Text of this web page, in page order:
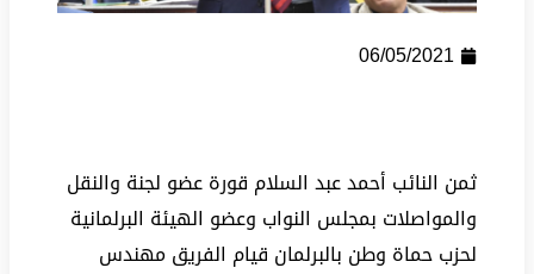
06/05/2021
ثمن النائب أحمد عبد السلام قورة عضو لجنة والنقل
والمواصلات بمجلس النواب وعضو الهيئة البرلمانية
لحزب حماة وطن بالبرلمان قيام الفريق مهندس